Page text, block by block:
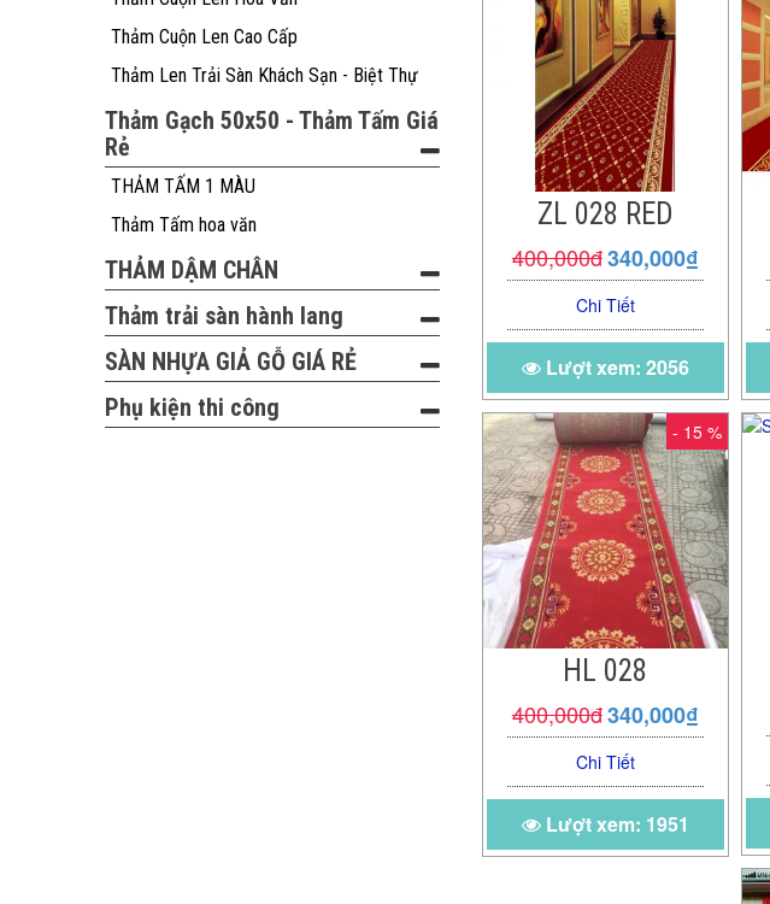
Thảm Cuộn Len Cao Cấp
Thảm Len Trải Sàn Khách Sạn - Biệt Thự
Thảm Gạch 50x50 - Thảm Tấm Giá
Rẻ
THẢM TẤM 1 MÀU
Thảm Tấm hoa văn
THẢM DẬM CHÂN
Thảm trải sàn hành lang
SÀN NHỰA GIẢ GỖ GIÁ RẺ
Phụ kiện thi công
ZL 028 RED
400,000đ340,000₫
Chi Tiết
Lượt xem: 2056
- 15 %
HL 028
400,000đ340,000₫
Chi Tiết
Lượt xem: 1951